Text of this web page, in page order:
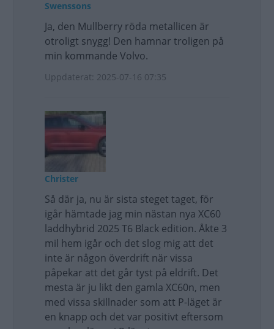
Swenssons
Ja, den Mullberry röda metallicen är
otroligt snygg! Den hamnar troligen på
min kommande Volvo.
Uppdaterat: 2025-07-16 07:35
Christer
Så där ja, nu är sista steget taget, för
igår hämtade jag min nästan nya XC60
laddhybrid 2025 T6 Black edition. Åkte 3
mil hem igår och det slog mig att det
inte är någon överdrift när vissa
påpekar att det går tyst på eldrift. Det
mesta är ju likt den gamla XC60n, men
med vissa skillnader som att P-läget är
en knapp och det var positivt eftersom